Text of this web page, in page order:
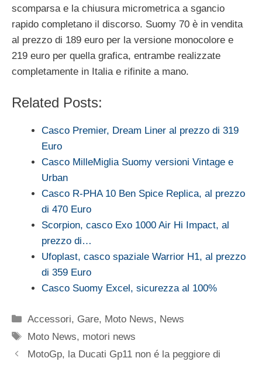
scomparsa e la chiusura micrometrica a sgancio
rapido completano il discorso. Suomy 70 è in vendita
al prezzo di 189 euro per la versione monocolore e
219 euro per quella grafica, entrambe realizzate
completamente in Italia e rifinite a mano.
Related Posts:
Casco Premier, Dream Liner al prezzo di 319
Euro
Casco MilleMiglia Suomy versioni Vintage e
Urban
Casco R-PHA 10 Ben Spice Replica, al prezzo
di 470 Euro
Scorpion, casco Exo 1000 Air Hi Impact, al
prezzo di…
Ufoplast, casco spaziale Warrior H1, al prezzo
di 359 Euro
Casco Suomy Excel, sicurezza al 100%
Categorie
Accessori, Gare, Moto News, News
Tag
Moto News, motori news
MotoGp, la Ducati Gp11 non é la peggiore di